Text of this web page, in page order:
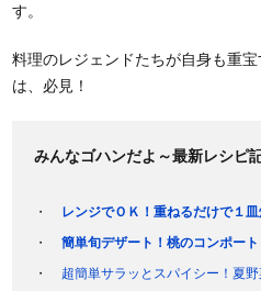
す。
料理のレジェンドたちが自身も重
は、必見！
みんなゴハンだよ～最新レシピ
レンジでＯＫ！重ねるだけで１
簡単旬デザート！桃のコンポート
超簡単サラッとスパイシー！夏